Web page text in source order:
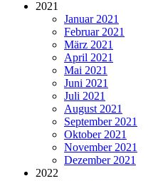
2021
Januar 2021
Februar 2021
März 2021
April 2021
Mai 2021
Juni 2021
Juli 2021
August 2021
September 2021
Oktober 2021
November 2021
Dezember 2021
2022